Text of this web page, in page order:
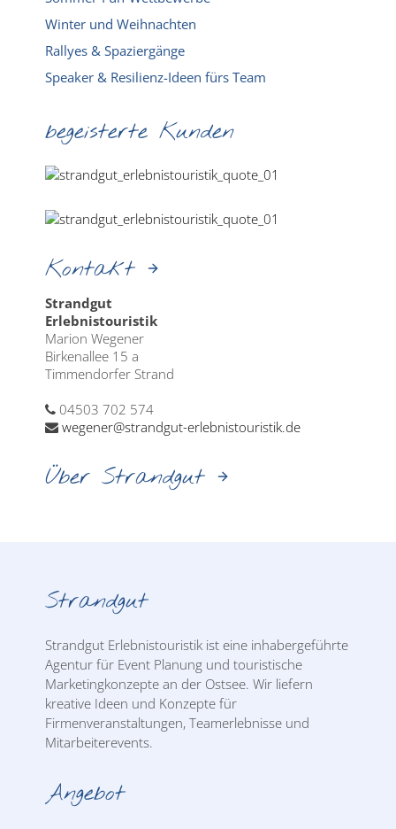
Winter und Weihnachten
Rallyes & Spaziergänge
Speaker & Resilienz-Ideen fürs Team
begeisterte Kunden
Kontakt
Strandgut
Erlebnistouristik
Marion Wegener
Birkenallee 15 a
Timmendorfer Strand
04503 702 574
wegener@strandgut-erlebnistouristik.de
Über Strandgut
Strandgut
Strandgut Erlebnistouristik ist eine inhabergeführte
Agentur für Event Planung und touristische
Marketingkonzepte an der Ostsee. Wir liefern
kreative Ideen und Konzepte für
Firmenveranstaltungen, Teamerlebnisse und
Mitarbeiterevents.
Angebot